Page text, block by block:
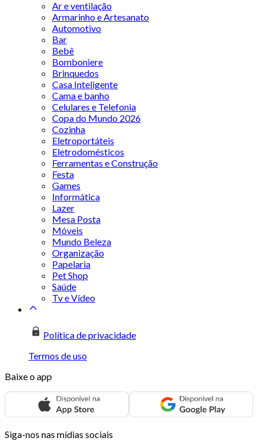
Ar e ventilação
Armarinho e Artesanato
Automotivo
Bar
Bebê
Bomboniere
Brinquedos
Casa Inteligente
Cama e banho
Celulares e Telefonia
Copa do Mundo 2026
Cozinha
Eletroportáteis
Eletrodomésticos
Ferramentas e Construção
Festa
Games
Informática
Lazer
Mesa Posta
Móveis
Mundo Beleza
Organização
Papelaria
Pet Shop
Saúde
Tv e Vídeo
Política de privacidade
Termos de uso
Baixe o app
Siga-nos nas mídias sociais